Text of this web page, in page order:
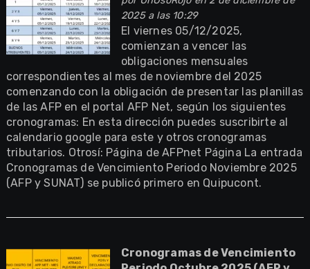
2025 a las 10:29
El viernes 05/12/2025,
comienzan a vencer las
obligaciones mensuales
correspondientes al mes de noviembre del 2025
comenzando con la obligación de presentar las planillas
de las AFP en el portal AFP Net, según los siguientes
cronogramas: En esta dirección puedes suscribirte al
calendario google para este y otros cronogramas
tributarios. Otrosí: Página de AFPnet Página La entrada
Cronogramas de Vencimiento Periodo Noviembre 2025
(AFP y SUNAT) se publicó primero en Quipucont.
Cronogramas de Vencimiento